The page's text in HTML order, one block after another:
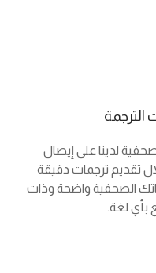
إيصال
دقيقة
واضحة وذات